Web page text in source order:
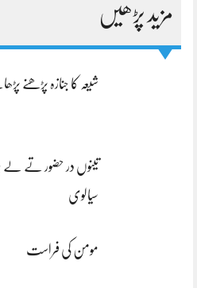
مزید پڑھیں
شیعہ کا جنازہ پڑھنے
تینوں در حضور تے لے
سیالوی
مومن کی فراست